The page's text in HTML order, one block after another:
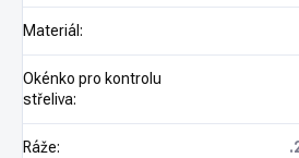
Materiál:
Okénko pro kontrolu
střeliva:
Ráže: